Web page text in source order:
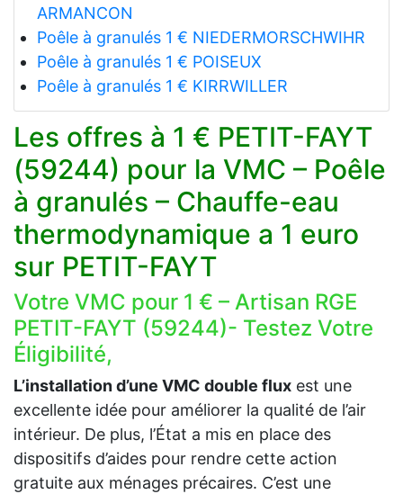
ARMANCON
Poêle à granulés 1 € NIEDERMORSCHWIHR
Poêle à granulés 1 € POISEUX
Poêle à granulés 1 € KIRRWILLER
Les offres à 1 € PETIT-FAYT
(59244) pour la VMC – Poêle
à granulés – Chauffe-eau
thermodynamique a 1 euro
sur PETIT-FAYT
Votre VMC pour 1 € – Artisan RGE
PETIT-FAYT (59244)- Testez Votre
Éligibilité,
L’installation d’une VMC double flux est une
excellente idée pour améliorer la qualité de l’air
intérieur. De plus, l’État a mis en place des
dispositifs d’aides pour rendre cette action
gratuite aux ménages précaires. C’est une